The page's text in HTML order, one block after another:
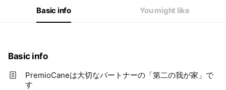
09:00 - 19:00
Basic info You might like
Basic info
PremioCaneは大切なパートナーの「第二の我が家」で
す